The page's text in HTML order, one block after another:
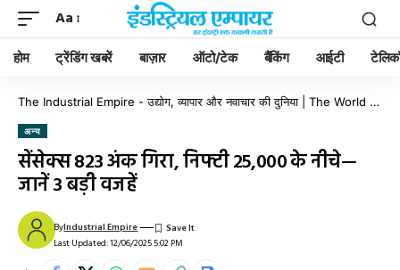
Aa
होम ट्रेंडिंग खबरें बाज़ार ऑटो/टेक बैंकिंग आईटी
The Industrial Empire - उद्योग, व्यापार और नवाचार की दुनिया | The World of Industry, Business & Innovation
अन्य
सेंसेक्स 823 अंक गिरा, निफ्टी 25,000 के नीचे—
जानें 3 बड़ी वजहें
Last Updated: 12/06/2025 5:02 PM
ByIndustrial Empire